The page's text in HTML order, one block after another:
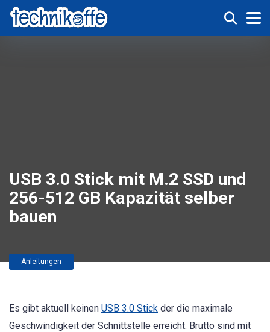
USB 3.0 Stick mit M.2 SSD und
256-512 GB Kapazität selber
bauen
Anleitungen
Es gibt aktuell keinen USB 3.0 Stick der die maximale
Geschwindigkeit der Schnittstelle erreicht. Brutto sind mit